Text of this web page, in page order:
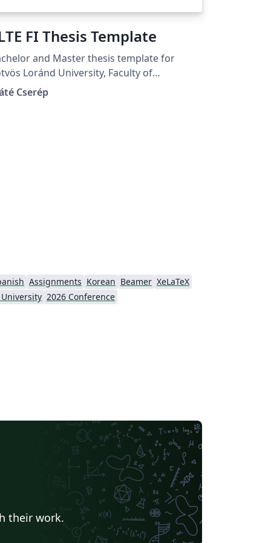
FI Thesis Template
and Master thesis template for
Loránd University, Faculty of
The template supports
both Hungarian and English
Cserép
Assignments Korean Beamer XeLaTeX
2026 Conference
their work.